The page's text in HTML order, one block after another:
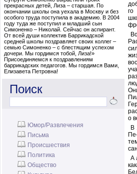
прекрасных детей, Лиза – старшая. По
окончании школы она уехала в Москву и без
особого труда поступила в академию. В 2004
году туда же поступил и младший сын
Симоненко – Николай. Сейчас он аспирант.
От всей души коллектив Баррикадской
средней школы поздравляет своих коллег –
семью Симоненко – с блестящим успехом
дочери. Мы гордимся тобой, Лиза!»
Присоединяемся к поздравлениям
баррикадских педагогов. Мы гордимся Вами,
Елизавета Петровна!
Поиск
Юмор/Развлечения
Письма
Происшествия
Политика
Общество
го
о
В
А